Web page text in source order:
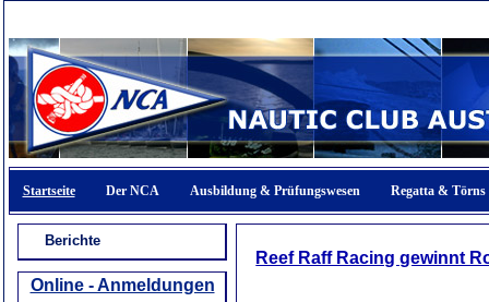
Startseite Der NCA Ausbildung & Prüfungswesen Regatta & Törns
Berichte
Online - Anmeldungen
Reef Raff Racing gewinnt